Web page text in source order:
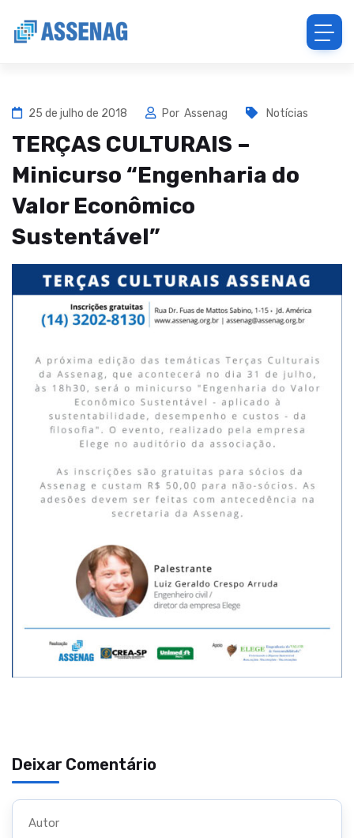
25 de julho de 2018 Por Assenag Notícias
TERÇAS CULTURAIS –
Minicurso “Engenharia do
Valor Econômico
Sustentável”
Deixar Comentário